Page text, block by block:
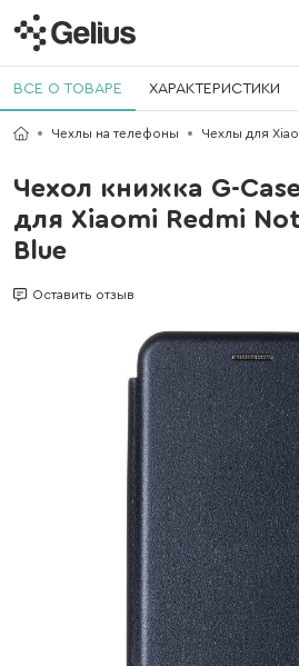
ВСЕ О ТОВАРЕ ХАРАКТЕРИСТИКИ
Чехлы на телефоны Чехлы для
Чехол книжка G-
для Xiaomi Redmi
Blue
Оставить отзыв